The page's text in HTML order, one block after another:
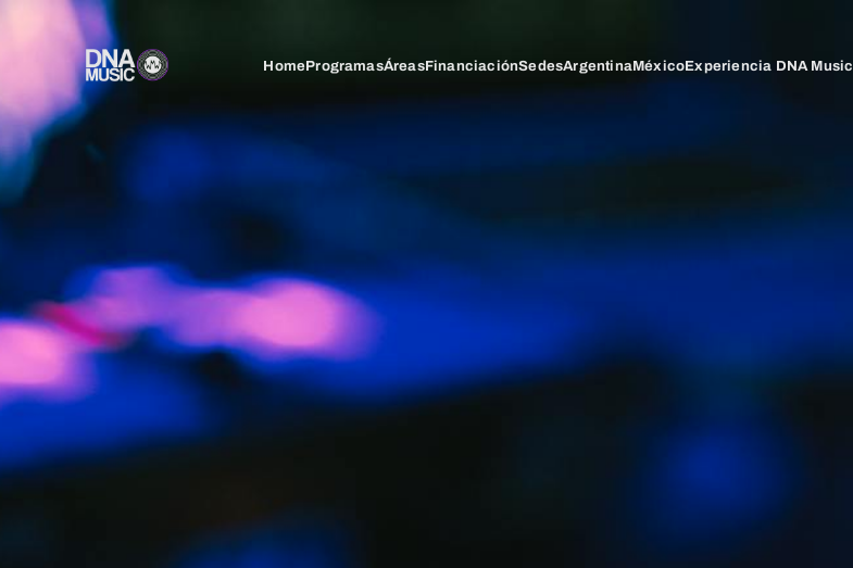
HomeProgramasÁreasFinanciaciónSedesArgentinaMéxicoExperiencia DNA Music